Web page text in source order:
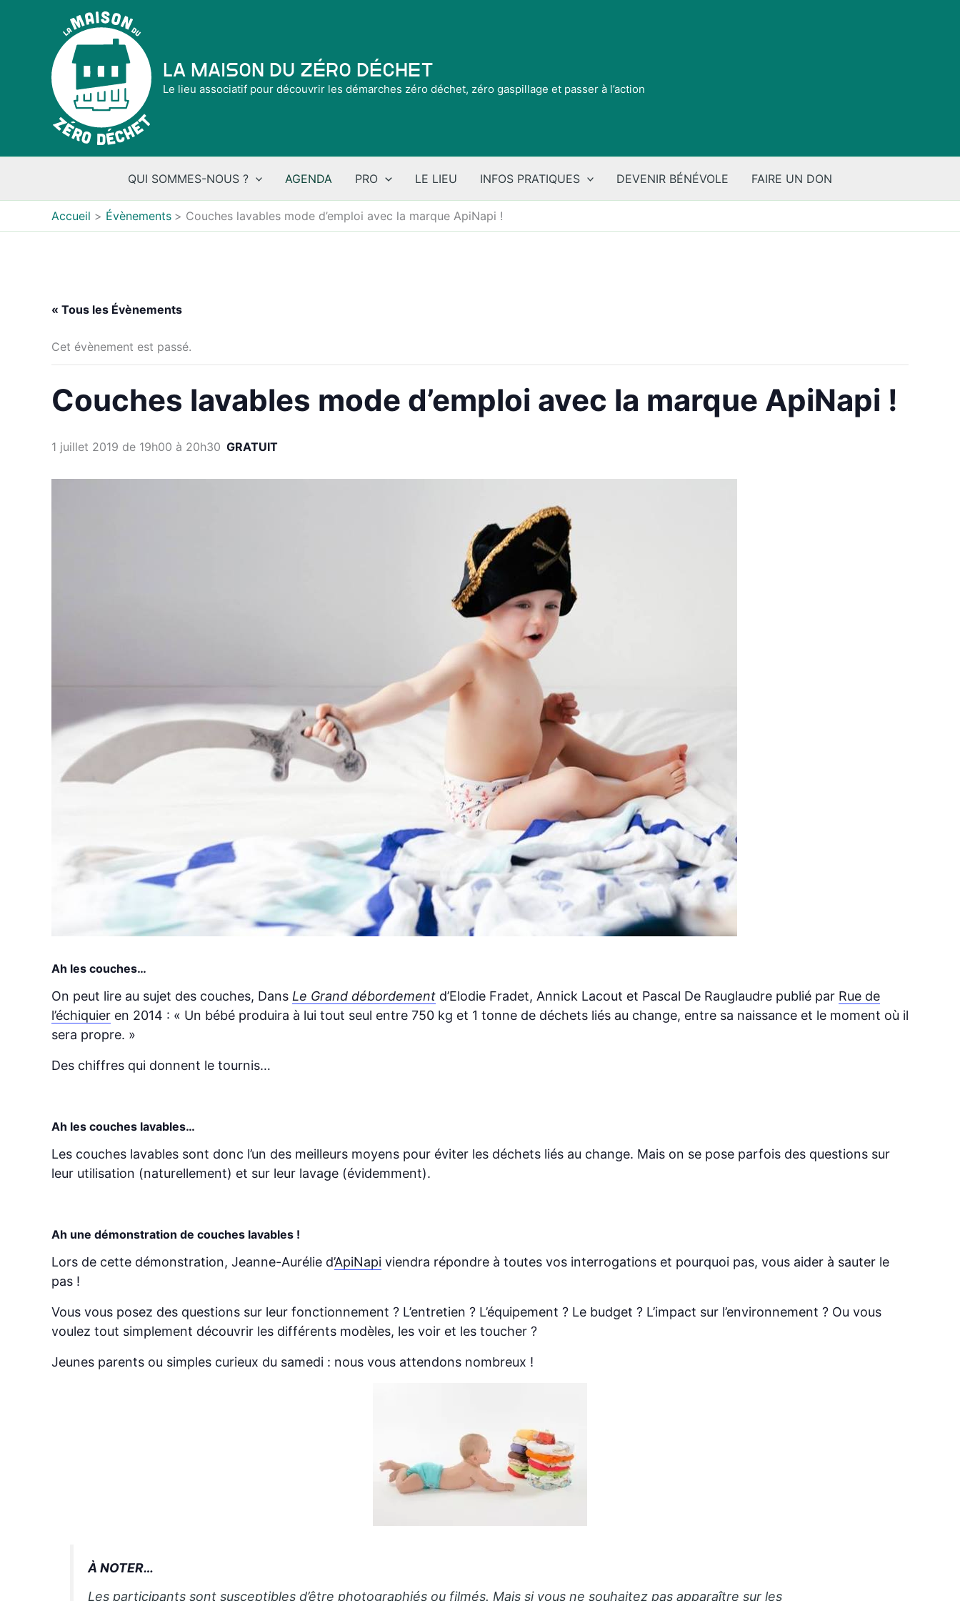
La Maison du Zéro Déchet
Le lieu associatif pour découvrir les démarches zéro déchet, zéro gaspillage et passer à l’action
QUI SOMMES-NOUS ? AGENDA PRO LE LIEU INFOS PRATIQUES DEVENIR BÉNÉVOLE FAIRE UN DON
Accueil Évènements Couches lavables mode d’emploi avec la marque ApiNapi !
« Tous les Évènements
Cet évènement est passé.
Couches lavables mode d’emploi avec la marque ApiNapi !
1 juillet 2019 de 19h00 à 20h30 GRATUIT
Ah les couches…
On peut lire au sujet des couches, Dans Le Grand débordement d’Elodie Fradet, Annick Lacout et Pascal De Rauglaudre publié par Rue de
l’échiquier en 2014 : « Un bébé produira à lui tout seul entre 750 kg et 1 tonne de déchets liés au change, entre sa naissance et le moment où il
sera propre. »
Des chiffres qui donnent le tournis…
Ah les couches lavables…
Les couches lavables sont donc l’un des meilleurs moyens pour éviter les déchets liés au change. Mais on se pose parfois des questions sur
leur utilisation (naturellement) et sur leur lavage (évidemment).
Ah une démonstration de couches lavables !
Lors de cette démonstration, Jeanne-Aurélie d’ApiNapi viendra répondre à toutes vos interrogations et pourquoi pas, vous aider à sauter le
pas !
Vous vous posez des questions sur leur fonctionnement ? L’entretien ? L’équipement ? Le budget ? L’impact sur l’environnement ? Ou vous
voulez tout simplement découvrir les différents modèles, les voir et les toucher ?
Jeunes parents ou simples curieux du samedi : nous vous attendons nombreux !
À NOTER…
Les participants sont susceptibles d’être photographiés ou filmés. Mais si vous ne souhaitez pas apparaître sur les